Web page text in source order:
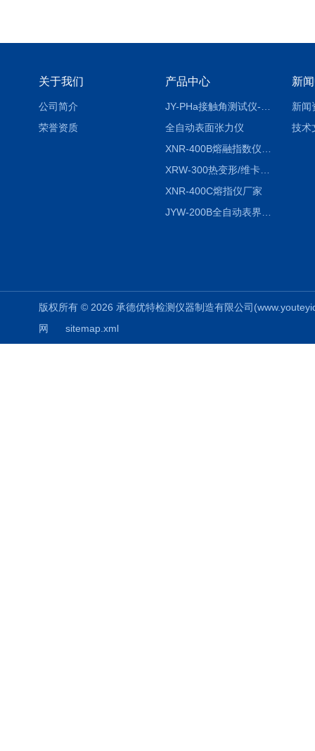
关于我们
公司简介
荣誉资质
产品中心
全自动表面张力仪
XRW-300热变形/维卡软化点温度测定仪
XNR-400C熔指仪厂家
新
新闻
技术
版权所有 © 2026 承德优特检测仪器制造有限公司
网
sitemap.xml